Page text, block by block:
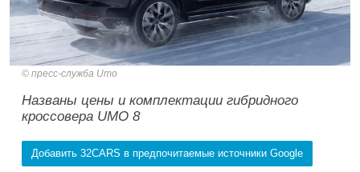
пресс-служба Umo
Названы цены и комплектации гибридного
кроссовера UMO 8
Добавить 32CARS в предпочитаемые источники Google